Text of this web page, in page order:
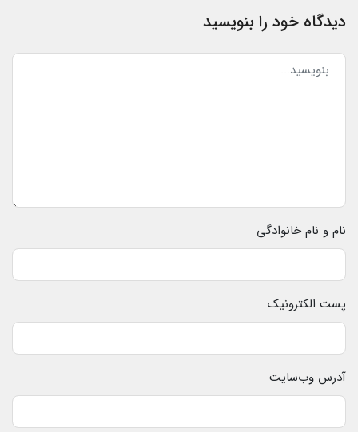
دیدگاه خود را بنویسید
نام و نام خانوادگی
پست الکترونیک
آدرس وب‌سایت